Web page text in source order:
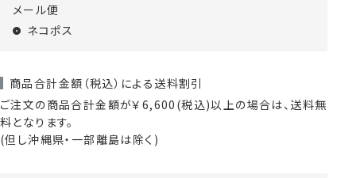
メール便
ネコポス
商品合計金額（税込）による送料割引
ご注文の商品合計金額が￥6,600(税込)以上の場合は、送料無
料となります。
(但し沖縄県・一部離島は除く)